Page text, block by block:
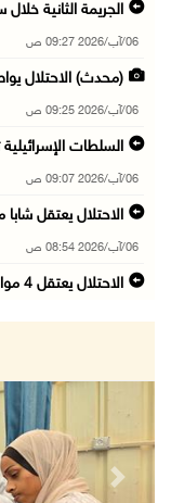
الجريمة الثانية
06/آب/2026 09:27 ص
(محدث) الاحتلال
06/آب/2026 09:25 ص
السلطات
06/آب/2026 09:07 ص
الاحتلال يعتقل
06/آب/2026 08:54 ص
الاحتلال يعتقل 4 مواطنين من محافظة نابلس
الاحتلال يقتحم
06/آب/2026 07:49 ص
الطقس: الحرارة
06/آب/2026 07:46 ص
تواصل انتهاكات
Next